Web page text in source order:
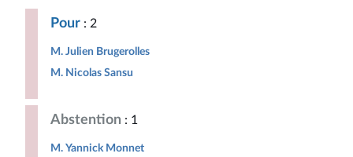
Pour : 2
M. Julien Brugerolles
M. Nicolas Sansu
Abstention : 1
M. Yannick Monnet